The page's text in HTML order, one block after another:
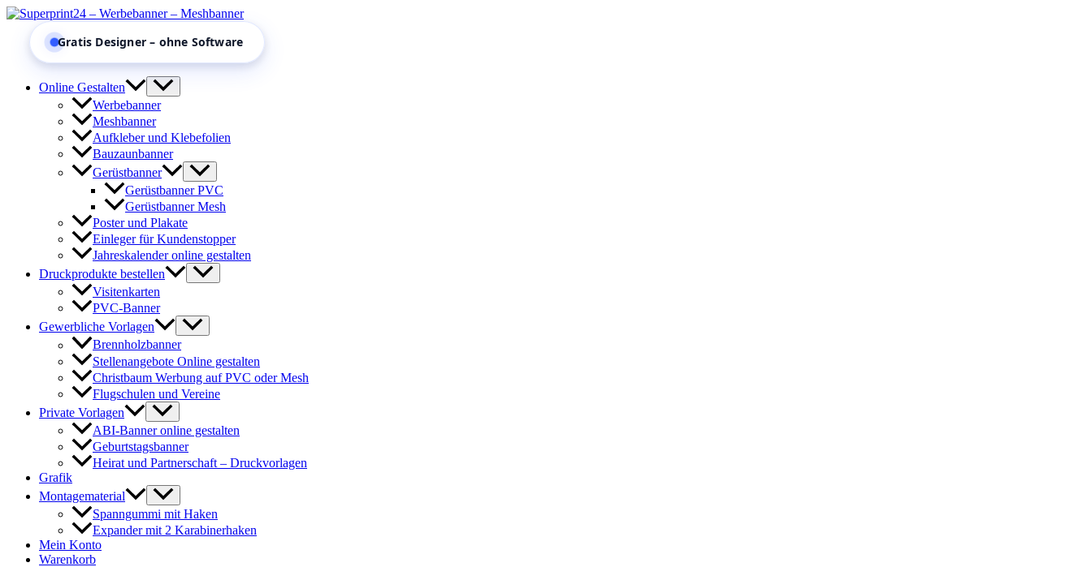
Zum
Inhalt
springen
Kostenlose Vorlagen
Online Gestalten
Werbebanner
Meshbanner
Aufkleber und Klebefolien
Bauzaunbanner
Gerüstbanner
Gerüstbanner PVC
Gerüstbanner Mesh
Poster und Plakate
Einleger für Kundenstopper
Jahreskalender online gestalten
Druckprodukte bestellen
Visitenkarten
PVC-Banner
Gewerbliche Vorlagen
Brennholzbanner
Stellenangebote Online gestalten
Christbaum Werbung auf PVC oder Mesh
Flugschulen und Vereine
Private Vorlagen
ABI-Banner online gestalten
Geburtstagsbanner
Heirat und Partnerschaft – Druckvorlagen
Grafik
Montagematerial
Spanngummi mit Haken
Expander mit 2 Karabinerhaken
Mein Konto
Warenkorb